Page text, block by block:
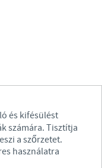
és kifésülést
számára. Tisztítja
a szőrzetet.
használatra